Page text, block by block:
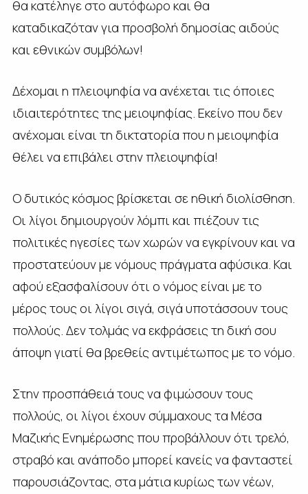
θα κατέληγε στο αυτόφωρο και θα
καταδικαζόταν για προσβολή δημοσίας αιδούς
και εθνικών συμβόλων!
Δέχομαι η πλειοψηφία να ανέχεται τις όποιες
ιδιαιτερότητες της μειοψηφίας. Εκείνο που δεν
ανέχομαι είναι τη δικτατορία που η μειοψηφία
θέλει να επιβάλει στην πλειοψηφία!
Ο δυτικός κόσμος βρίσκεται σε ηθική διολίσθηση.
Οι λίγοι δημιουργούν λόμπι και πιέζουν τις
πολιτικές ηγεσίες των χωρών να εγκρίνουν και να
προστατεύουν με νόμους πράγματα αφύσικα. Και
αφού εξασφαλίσουν ότι ο νόμος είναι με το
μέρος τους οι λίγοι σιγά, σιγά υποτάσσουν τους
πολλούς. Δεν τολμάς να εκφράσεις τη δική σου
άποψη γιατί θα βρεθείς αντιμέτωπος με το νόμο.
Στην προσπάθειά τους να φιμώσουν τους
πολλούς, οι λίγοι έχουν σύμμαχους τα Μέσα
Μαζικής Ενημέρωσης που προβάλλουν ότι τρελό,
στραβό και ανάποδο μπορεί κανείς να φανταστεί
παρουσιάζοντας, στα μάτια κυρίως των νέων,